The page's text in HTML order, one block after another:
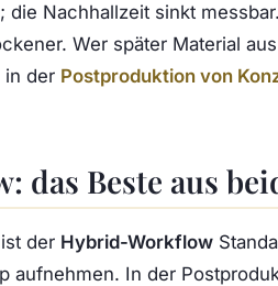
die Nachhallzeit sinkt
Wer später Material
in der Postproduktion von
Beste aus
der Hybrid-Workflow
aufnehmen. In der